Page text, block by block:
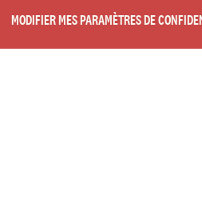
MODIFIER MES PARAMÈTRES DE